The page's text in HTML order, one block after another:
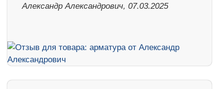
Александр Александрович, 07.03.2025